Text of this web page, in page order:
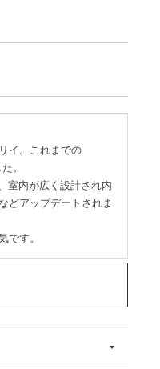
イ。これまでの
。
室内が広く設計され内
どアップデートされま
です。